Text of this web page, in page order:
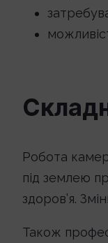
Робота
під землею
здоров’я.
Також